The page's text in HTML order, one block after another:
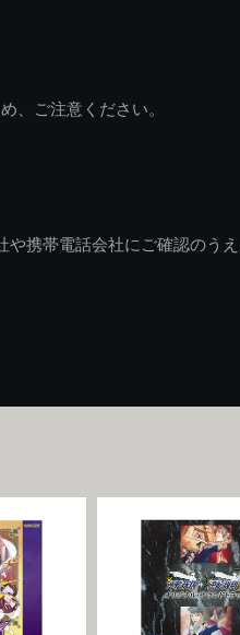
、ご注意ください。
や携帯電話会社にご確認のう